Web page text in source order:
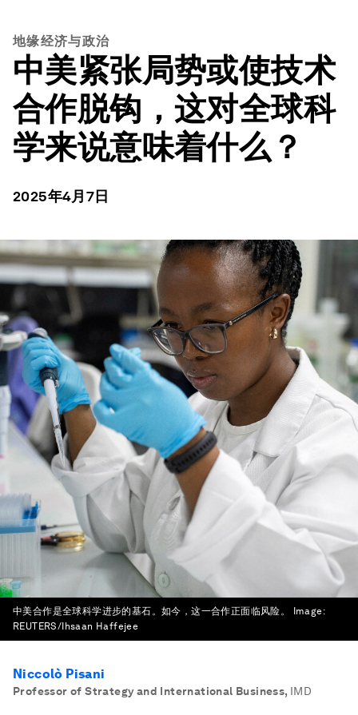
地缘经济与政治
中美紧张局势或使技术
合作脱钩，这对全球科
学来说意味着什么？
2025年4月7日
中美合作是全球科学进步的基石。如今，这一合作正面临风险。
Image:
REUTERS/Ihsaan Haffejee
Niccolò Pisani
Professor of Strategy and International Business, IMD